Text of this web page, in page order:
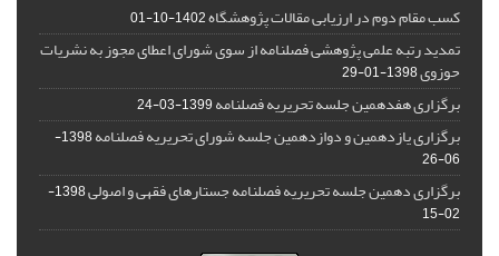
کسب مقام دوم در ارزیابی مقالات پژوهشگاه1402-10-01
تمدید رتبه علمی پژوهشی فصلنامه از سوی شورای اعطای مجوز به نشریات
حوزوی1398-01-29
برگزاری هفدهمین جلسه تحریریه فصلنامه1399-03-24
برگزاری یازدهمین و دوازدهمین جلسه شورای تحریریه فصلنامه
1398-
06-26
برگزاری دهمین جلسه تحریریه فصلنامه جستارهای فقهی و اصولی
1398-
02-15